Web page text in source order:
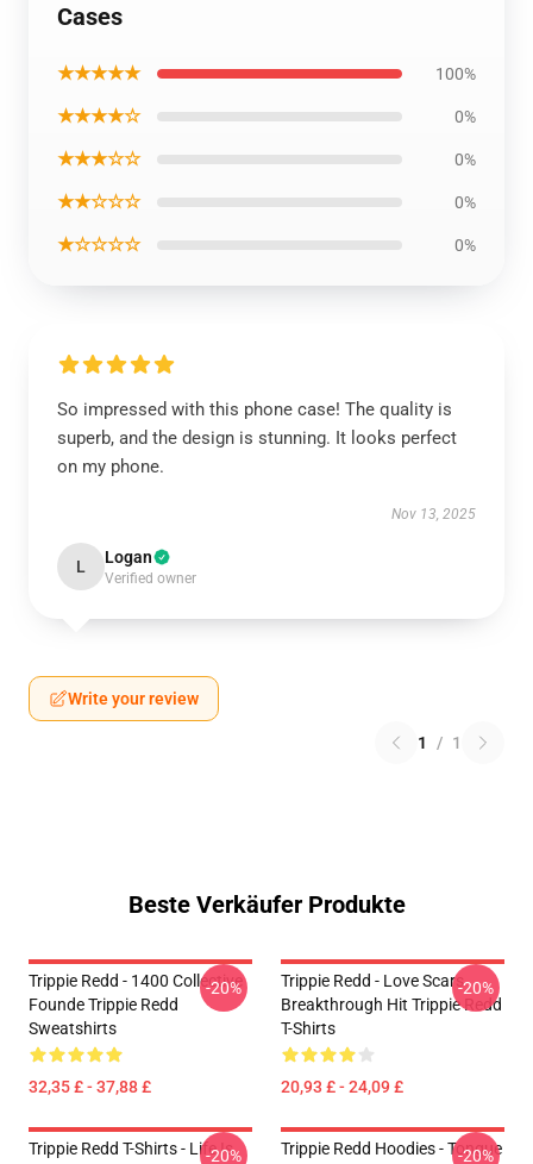
Cases
★★★★★ 100%
★★★★☆ 0%
★★★☆☆ 0%
★★☆☆☆ 0%
★☆☆☆☆ 0%
So impressed with this phone case! The quality is
superb, and the design is stunning. It looks perfect
on my phone.
Nov 13, 2025
L Logan
Verified owner
Write your review
1 / 1
Beste Verkäufer Produkte
Trippie Redd - 1400 Collective
Founde Trippie Redd
Sweatshirts
32,35 £ - 37,88 £
-20%
Trippie Redd - Love Scars
Breakthrough Hit Trippie Redd
T-Shirts
20,93 £ - 24,09 £
-20%
Trippie Redd T-Shirts - Life Is
-20%
Trippie Redd Hoodies - Tongue
-20%